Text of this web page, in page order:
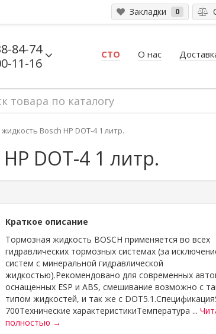
Закладки 0
84-74
11-16
СТО О нас
Bosch HP DOT-4 1 литр.
DOT-4 1 литр.
Краткое описание
Тормозная жидкость BOSCH применяется во всех
гидравлических тормозных системах (за
систем с минеральной гидравлической
жидкостью).Рекомендовано для современных
оснащенных ESP и ABS, смешивание возможно с
типом жидкостей, и так же с
700Технические характеристикиТемпература ...
полностью →